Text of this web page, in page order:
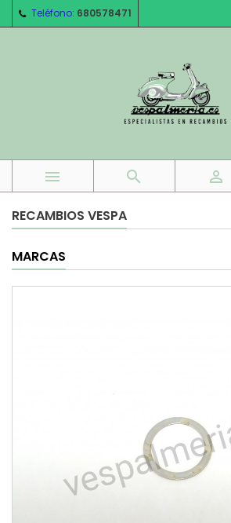
Teléfono: 680578471
  
RECAMBIOS VESPA
MARCAS